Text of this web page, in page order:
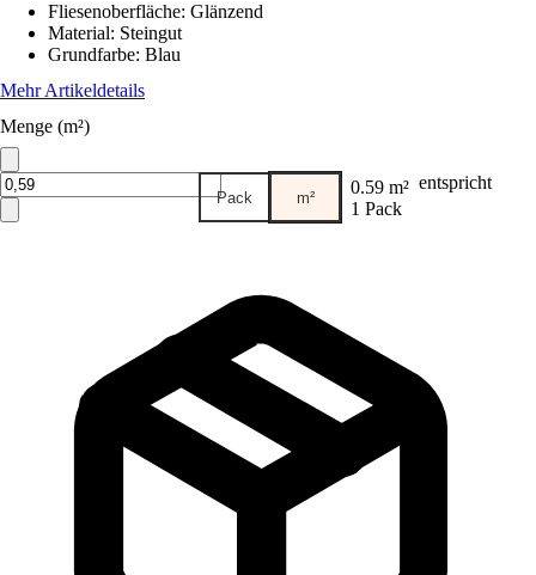
Fliesenoberfläche: Glänzend
Material: Steingut
Grundfarbe: Blau
Mehr Artikeldetails
Menge (m²)
Pack m² 0.59 m² entspricht
1 Pack